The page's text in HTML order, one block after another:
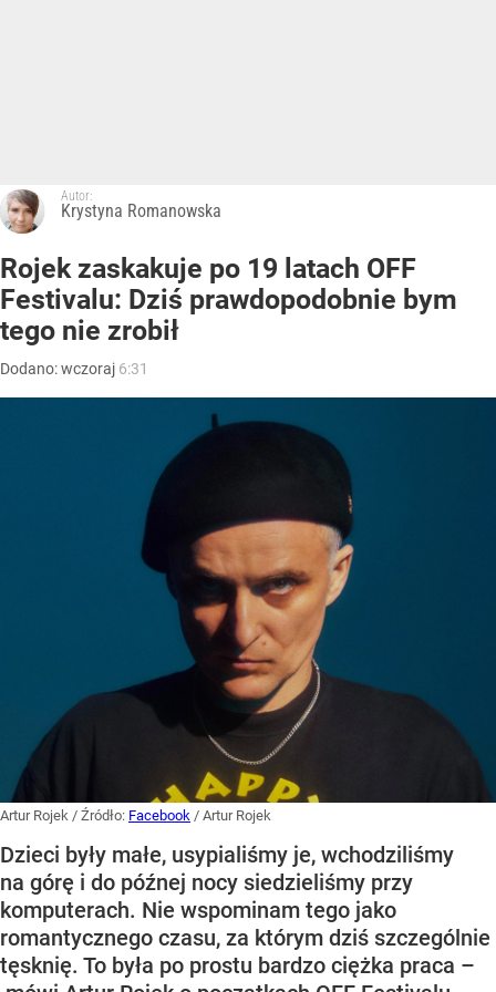
Autor:
Krystyna Romanowska
Rojek zaskakuje po 19 latach OFF
Festivalu: Dziś prawdopodobnie bym
tego nie zrobił
Dodano:wczoraj 6:31
Artur Rojek / Źródło: Facebook / Artur Rojek
Dzieci były małe, usypialiśmy je, wchodziliśmy
na górę i do późnej nocy siedzieliśmy przy
komputerach. Nie wspominam tego jako
romantycznego czasu, za którym dziś szczególnie
tęsknię. To była po prostu bardzo ciężka praca –